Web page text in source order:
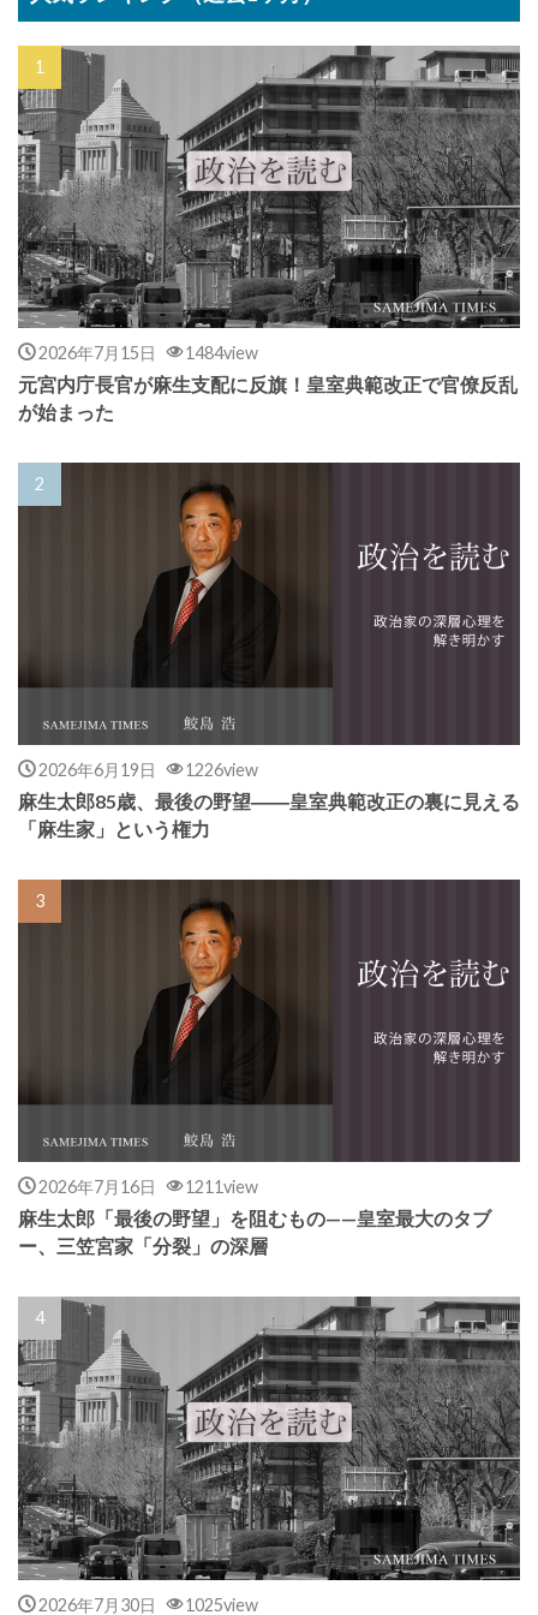
2026年7月15日 1484view
元宮内庁長官が麻生支配に反旗！皇室典範改正で官僚反乱
が始まった
2026年6月19日 1226view
麻生太郎85歳、最後の野望――皇室典範改正の裏に見える
「麻生家」という権力
2026年7月16日 1211view
麻生太郎「最後の野望」を阻むもの——皇室最大のタブ
ー、三笠宮家「分裂」の深層
2026年7月30日 1025view